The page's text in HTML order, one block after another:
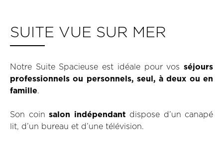
SUITE VUE SUR MER
Notre Suite Spacieuse est idéale pour vos séjours
professionnels ou personnels, seul, à deux ou en
famille.
Son coin salon indépendant dispose d’un canapé
lit, d’un bureau et d’une télévision.